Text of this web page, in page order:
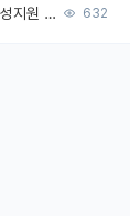
[부산대학교 에너지융합기술연구소] 첨단제조융합 인재육성지원 박사후연구원 채용 (이진홍 교수님 연구실) 632